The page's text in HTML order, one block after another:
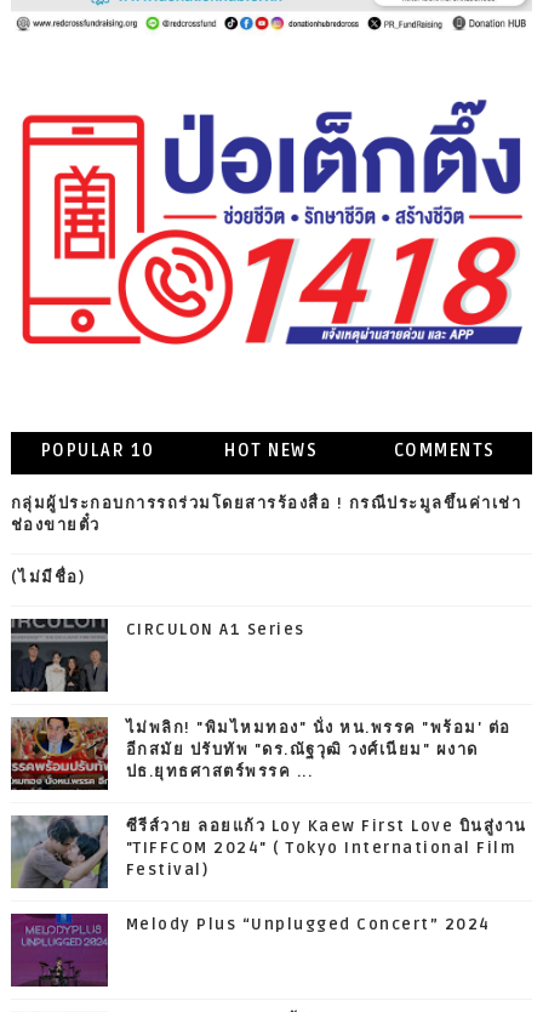
POPULAR 10 HOT NEWS COMMENTS
กลุ่มผู้ประกอบการรถร่วมโดยสารร้องสื่อ ! กรณีประมูลขึ้นค่าเช่า
ช่องขายตั๋ว
(ไม่มีชื่อ)
CIRCULON A1 Series
ไม่พลิก! "พิมไหมทอง" นั่ง หน.พรรค "พร้อม' ต่อ
อีกสมัย ปรับทัพ "ดร.ณัฐวุฒิ วงศ์เนียม" ผงาด
ปธ.ยุทธศาสตร์พรรค ...
ซีรีส์วาย ลอยแก้ว Loy Kaew First Love บินสู่งาน
"TIFFCOM 2024" ( Tokyo International Film
Festival)
Melody Plus “Unplugged Concert” 2024